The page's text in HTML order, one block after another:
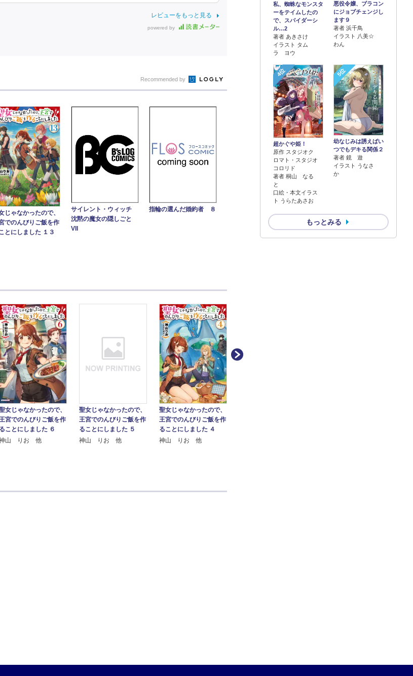
レビューをもっと見る
powered by
私、蜘蛛なモンスタ
ーをテイムしたの
で、スパイダーシ
ル…2
著者 あきさけ
イラスト タム
ラ ヨウ
悪役令嬢、ブラコン
にジョブチェンジし
ます９
著者 浜千鳥
イラスト 八美☆
わん
4位
超かぐや姫！
原作 スタジオク
ロマト・スタジオ
コロリド
著者 桐山 なる
と
口絵・本文イラス
ト うらたあさお
5位
幼なじみは誘えばい
つでもデキる関係２
著者 鏡 遊
イラスト うなさ
か
もっとみる
Recommended by
じゃなかったので、
でのんびりご飯を作
とにしました １３
サイレント・ウィッチ
沈黙の魔女の隠しごと
VII
指輪の選んだ婚約者 ８
女じゃなかったので、
宮でのんびりご飯を作
ることにしました ６
山 りお 他
聖女じゃなかったので、
王宮でのんびりご飯を作
ることにしました ５
神山 りお 他
聖女じゃなかったので、
王宮でのんびりご飯を作
ることにしました ４
神山 りお 他